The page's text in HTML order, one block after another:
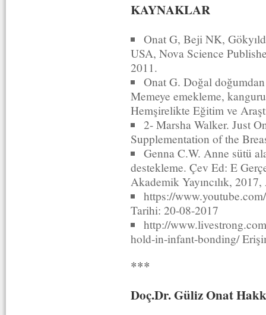
KAYNAKLAR
Onat G, Beji NK,
USA, Nova Science
2011.
Onat G. Doğal
Memeye emekleme,
Hemşirelikte Eğitim ve
2- Marsha Walker. Just
Supplementation of the
Genna C.W. Anne sütü
destekleme. Çev Ed: E
Akademik Yayıncılık,
https://
Tarihi: 20-08-2017
http://
hold-in-infant-bonding/
***
Doç.Dr. Güliz Onat